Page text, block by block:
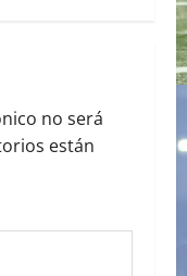
no será
están